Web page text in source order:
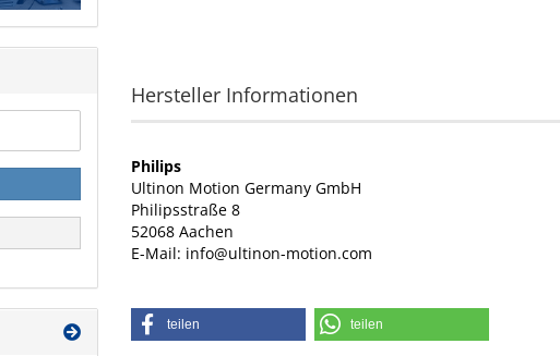
Hersteller Informationen
Philips
Ultinon Motion Germany GmbH
Philipsstraße 8
52068 Aachen
E-Mail: info@ultinon-motion.com
teilen teilen